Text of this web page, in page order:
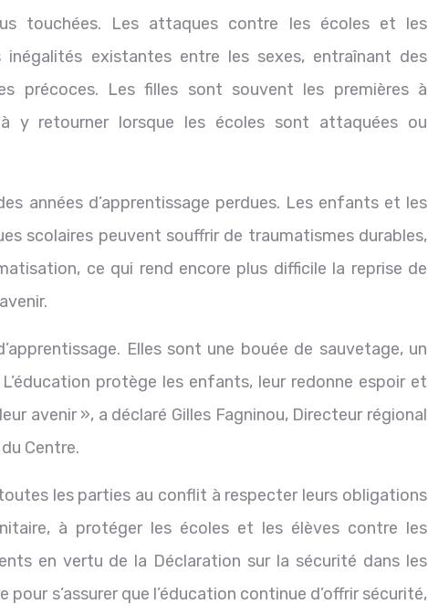
touchées. Les attaques contre les écoles et les
existantes entre les sexes, entraînant des
précoces. Les filles sont souvent les premières à
y retourner lorsque les écoles sont attaquées ou
années d’apprentissage perdues. Les enfants et les
scolaires peuvent souffrir de traumatismes durables,
ce qui rend encore plus difficile la reprise de
Elles sont une bouée de sauvetage, un
protège les enfants, leur redonne espoir et
avenir », a déclaré Gilles Fagninou, Directeur régional
Centre.
les parties au conflit à respecter leurs obligations
à protéger les écoles et les élèves contre les
en vertu de la Déclaration sur la sécurité dans les
s’assurer que l’éducation continue d’offrir sécurité,